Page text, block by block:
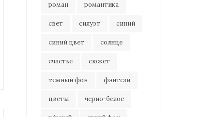
роман романтика
свет силуэт синий
синий цвет солнце
счастье сюжет
темный фон фэнтези
цветы черно-белое